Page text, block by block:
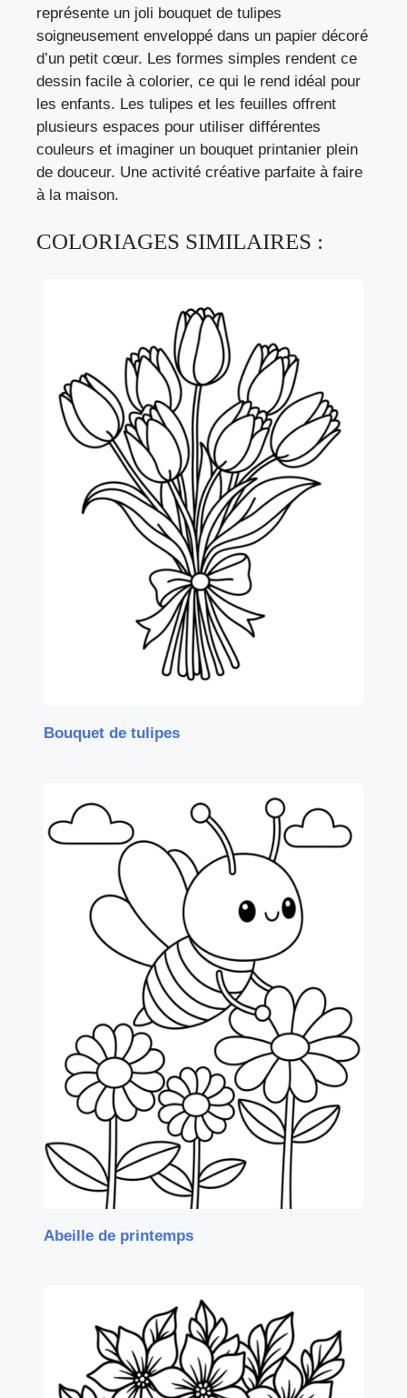
représente un joli bouquet de tulipes
soigneusement enveloppé dans un papier décoré
d’un petit cœur. Les formes simples rendent ce
dessin facile à colorier, ce qui le rend idéal pour
les enfants. Les tulipes et les feuilles offrent
plusieurs espaces pour utiliser différentes
couleurs et imaginer un bouquet printanier plein
de douceur. Une activité créative parfaite à faire
à la maison.
COLORIAGES SIMILAIRES :
Bouquet de tulipes
Abeille de printemps